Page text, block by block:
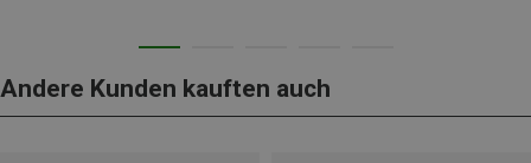
Andere Kunden kauften auch